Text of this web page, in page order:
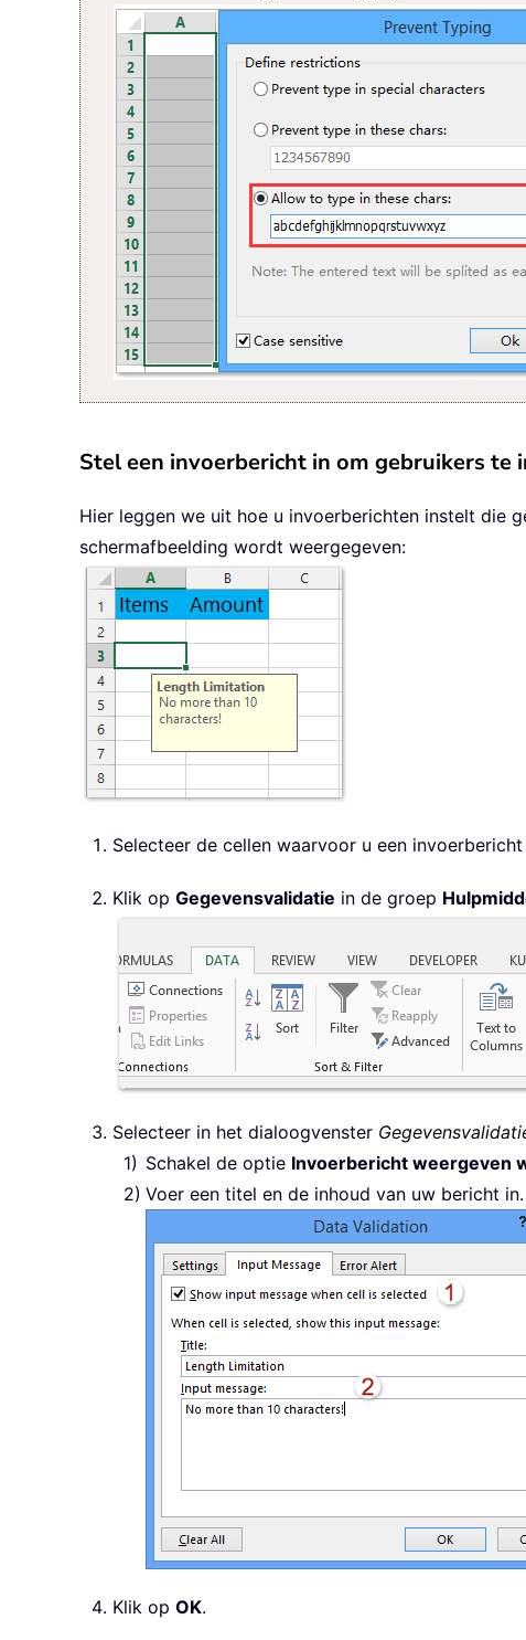
Stel een invoerbericht in om gebruikers
Hier leggen we uit hoe u invoerberichten instelt die
schermafbeelding wordt weergegeven:
Selecteer de cellen waarvoor u een
Klik op Gegevensvalidatie in de groep
Selecteer in het dialoogvenster
Schakel de optie Invoerbericht weergeven
Voer een titel en de inhoud van uw bericht in.
Klik op OK.